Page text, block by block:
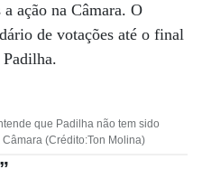
ação na Câmara. O
de votações até o final
que Padilha não tem sido
(Crédito:Ton Molina)